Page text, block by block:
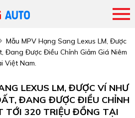
Mẫu MPV Hạng Sang Lexus LM, Được
Đang Được Điều Chỉnh Giảm Giá Niêm
Việt Nam.
LEXUS LM, ĐƯỢC VÍ NHƯ
ĐANG ĐƯỢC ĐIỀU CHỈNH
TỚI 320 TRIỆU ĐỒNG TẠI